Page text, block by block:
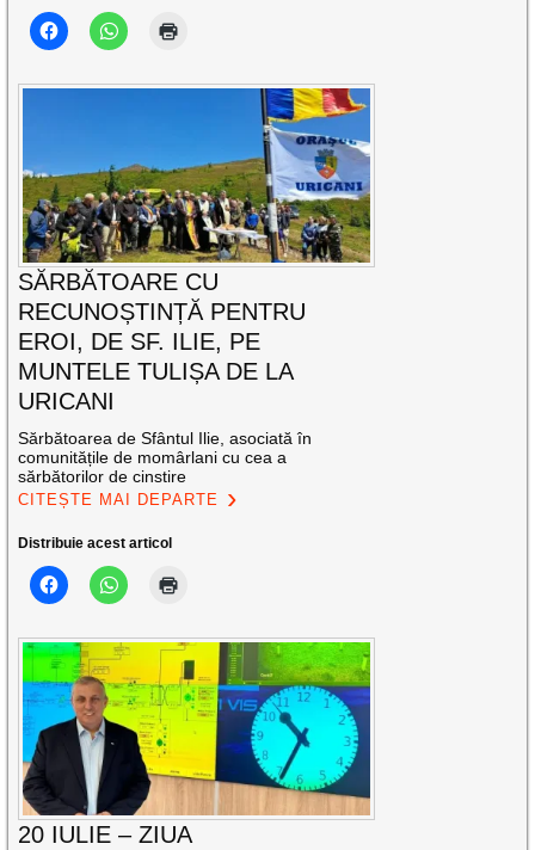
SĂRBĂTOARE CU
RECUNOȘTINȚĂ PENTRU
EROI, DE SF. ILIE, PE
MUNTELE TULIȘA DE LA
URICANI
Sărbătoarea de Sfântul Ilie, asociată în
comunitățile de momârlani cu cea a
sărbătorilor de cinstire
CITEȘTE MAI DEPARTE
Distribuie acest articol
20 IULIE – ZIUA